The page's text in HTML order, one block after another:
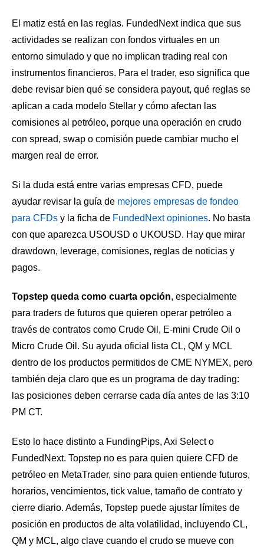
El matiz está en las reglas. FundedNext indica que sus
actividades se realizan con fondos virtuales en un
entorno simulado y que no implican trading real con
instrumentos financieros. Para el trader, eso significa que
debe revisar bien qué se considera payout, qué reglas se
aplican a cada modelo Stellar y cómo afectan las
comisiones al petróleo, porque una operación en crudo
con spread, swap o comisión puede cambiar mucho el
margen real de error.
Si la duda está entre varias empresas CFD, puede
ayudar revisar la guía de mejores empresas de fondeo
para CFDs y la ficha de FundedNext opiniones. No basta
con que aparezca USOUSD o UKOUSD. Hay que mirar
drawdown, leverage, comisiones, reglas de noticias y
pagos.
Topstep queda como cuarta opción, especialmente
para traders de futuros que quieren operar petróleo a
través de contratos como Crude Oil, E-mini Crude Oil o
Micro Crude Oil. Su ayuda oficial lista CL, QM y MCL
dentro de los productos permitidos de CME NYMEX, pero
también deja claro que es un programa de day trading:
las posiciones deben cerrarse cada día antes de las 3:10
PM CT.
Esto lo hace distinto a FundingPips, Axi Select o
FundedNext. Topstep no es para quien quiere CFD de
petróleo en MetaTrader, sino para quien entiende futuros,
horarios, vencimientos, tick value, tamaño de contrato y
cierre diario. Además, Topstep puede ajustar límites de
posición en productos de alta volatilidad, incluyendo CL,
QM y MCL, algo clave cuando el crudo se mueve con